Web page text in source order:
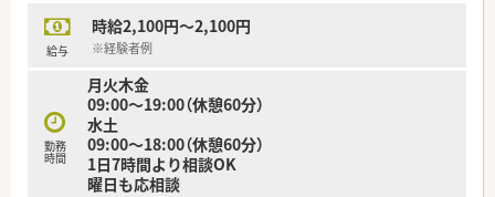
■比較的若い薬剤師が活躍しており、男性薬剤師も在籍していま
す。
給与
時給2,100円～2,100円
※経験者例
勤務
時間
月火木金
09:00～19:00（休憩60分）
水土
09:00～18:00（休憩60分）
1日7時間より相談OK
曜日も応相談